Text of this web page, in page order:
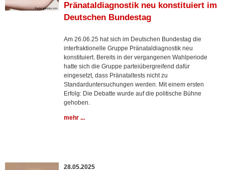
Pränataldiagnostik neu konstituiert im
Deutschen Bundestag
Am 26.06.25 hat sich im Deutschen Bundestag die
interfraktionelle Gruppe Pränataldiagnostik neu
konstituiert. Bereits in der vergangenen Wahlperiode
hatte sich die Gruppe parteiübergreifend dafür
eingesetzt, dass Pränataltests nicht zu
Standarduntersuchungen werden. Mit einem ersten
Erfolg: Die Debatte wurde auf die politische Bühne
gehoben.
mehr ...
28.05.2025